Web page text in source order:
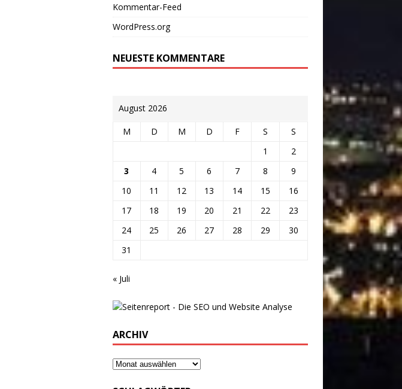
Kommentar-Feed
WordPress.org
NEUESTE KOMMENTARE
August 2026
M D M D F S
S
1
2
3
4 5 6 7 8
9
10
11 12 13 14 15
16
17
18 19 20 21 22
23
24
25 26 27 28 29
30
31
« Juli
ARCHIV